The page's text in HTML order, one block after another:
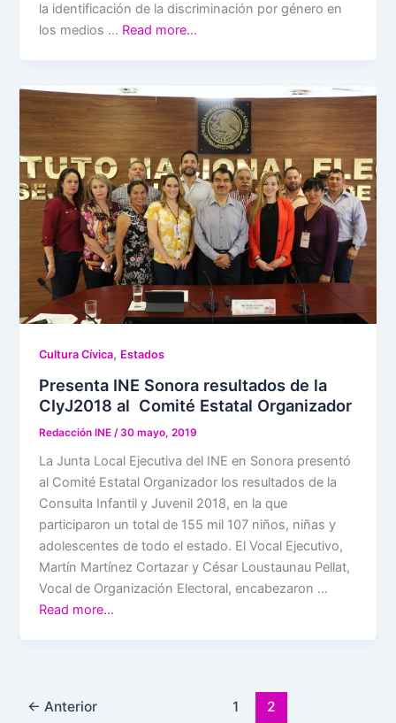
la identificación de la discriminación por género en
los medios … Read more…
Cultura Cívica, Estados
Presenta INE Sonora resultados de la
CIyJ2018 al Comité Estatal Organizador
Redacción INE /30 mayo, 2019
La Junta Local Ejecutiva del INE en Sonora presentó
al Comité Estatal Organizador los resultados de la
Consulta Infantil y Juvenil 2018, en la que
participaron un total de 155 mil 107 niños, niñas y
adolescentes de todo el estado. El Vocal Ejecutivo,
Martín Martínez Cortazar y César Loustaunau Pellat,
Vocal de Organización Electoral, encabezaron …
Read more…
← Anterior 1 2